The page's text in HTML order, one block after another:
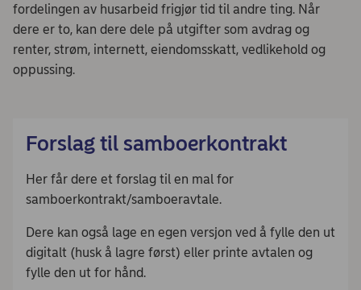
fordelingen av husarbeid frigjør tid til andre ting. Når
dere er to, kan dere dele på utgifter som avdrag og
renter, strøm, internett, eiendomsskatt, vedlikehold og
oppussing.
Forslag til samboerkontrakt
Her får dere et forslag til en mal for
samboerkontrakt/samboeravtale.
Dere kan også lage en egen versjon ved å fylle den ut
digitalt (husk å lagre først) eller printe avtalen og
fylle den ut for hånd.